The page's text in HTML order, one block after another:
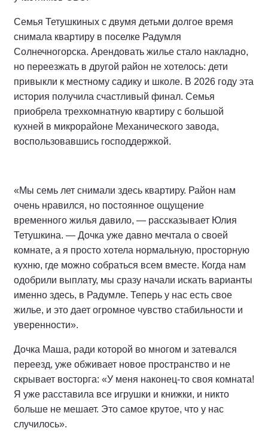
Семья Тетушкиных с двумя детьми долгое время
снимала квартиру в поселке Радумля
Солнечногорска. Арендовать жилье стало накладно,
но переезжать в другой район не хотелось: дети
привыкли к местному садику и школе. В 2026 году эта
история получила счастливый финал. Семья
приобрела трехкомнатную квартиру с большой
кухней в микрорайоне Механического завода,
воспользовавшись господдержкой.
«Мы семь лет снимали здесь квартиру. Район нам
очень нравился, но постоянное ощущение
временного жилья давило, — рассказывает Юлия
Тетушкина. — Дочка уже давно мечтала о своей
комнате, а я просто хотела нормальную, просторную
кухню, где можно собраться всем вместе. Когда нам
одобрили выплату, мы сразу начали искать варианты
именно здесь, в Радумле. Теперь у нас есть свое
жилье, и это дает огромное чувство стабильности и
уверенности».
Дочка Маша, ради которой во многом и затевался
переезд, уже обживает новое пространство и не
скрывает восторга: «У меня наконец-то своя комната!
Я уже расставила все игрушки и книжки, и никто
больше не мешает. Это самое крутое, что у нас
случилось».